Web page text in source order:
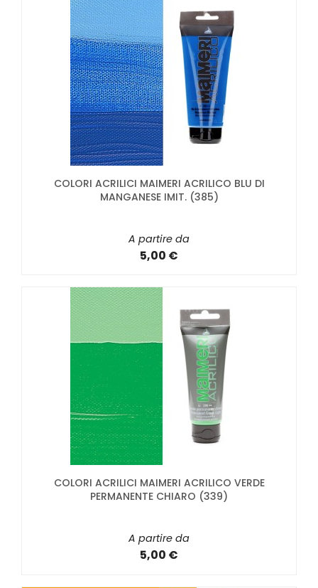
COLORI ACRILICI MAIMERI ACRILICO BLU DI
MANGANESE IMIT. (385)
A partire da
5,00 €
COLORI ACRILICI MAIMERI ACRILICO VERDE
PERMANENTE CHIARO (339)
A partire da
5,00 €